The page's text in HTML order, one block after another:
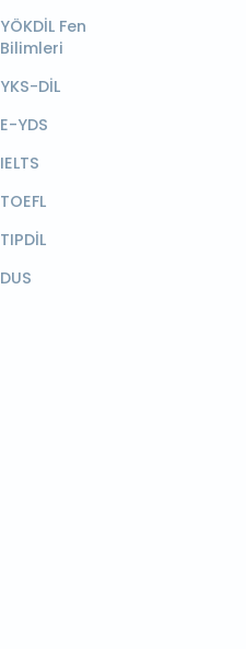
YÖKDİL Fen
Bilimleri
YKS-DİL
E-YDS
IELTS
TOEFL
TIPDİL
DUS